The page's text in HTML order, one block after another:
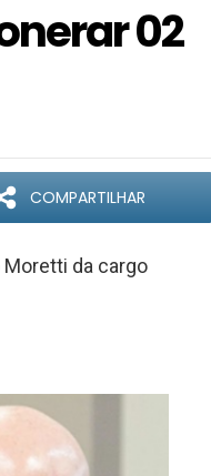
02
COMPARTILHAR
da cargo